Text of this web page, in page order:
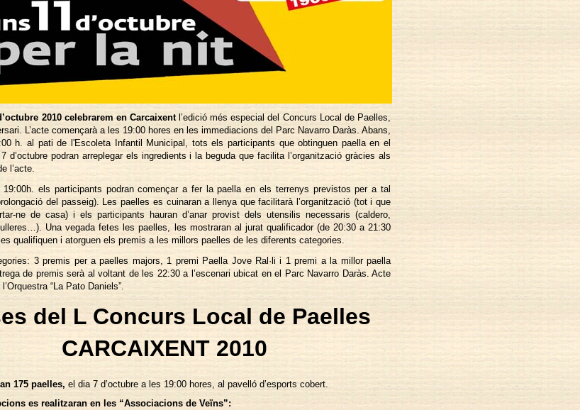
2010 celebrarem en Carcaixentl’edició més especial del Concurs Local de Paelles,
L’acte començarà a les 19:00 hores en les immediacions del Parc Navarro Daràs. Abans,
h. al pati de l'Escoleta Infantil Municipal, tots els participants que obtinguen paella en el
d’octubre podran arreplegar els ingredients i la beguda que facilita l’organització gràcies als
l’acte.
els participants podran començar a fer la paella en els terrenys previstos per a tal
del passeig). Les paelles es cuinaran a llenya que facilitarà l’organització (tot i que
ne de casa) i els participants hauran d’anar provist dels utensilis necessaris (caldero,
Una vegada fetes les paelles, les mostraran al jurat qualificador (de 20:30 a 21:30
qualifiquen i atorguen els premis a les millors paelles de les diferents categories.
3 premis per a paelles majors, 1 premi Paella Jove Ral·li i 1 premi a la millor paella
de premis serà al voltant de les 22:30 a l’escenari ubicat en el Parc Navarro Daràs. Acte
“La Pato Daniels”.
del L Concurs Local de Paelles
CARCAIXENT 2010
175 paelles, el dia 7 d’octubre a les 19:00 hores, al pavelló d’esports cobert.
es realitzaran en les “Associacions de Veïns”: